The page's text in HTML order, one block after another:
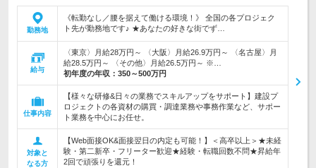
勤務地
《転勤なし／腰を据えて働ける環境！》 全国の各プロジェク
ト先が勤務地です♪ ★あなたの好きな街でず…
給与
〈東京〉月給28万円～ 〈大阪〉月給26.9万円～ 〈名古屋〉月
給28.5万円～ 〈その他〉月給26.5万円～ ※…
初年度の年収： 350～500万円
仕事内容
【様々な研修&日々の業務でスキルアップをサポート】建設プ
ロジェクトの各資材の購買・調達業務や事務作業など、サポー
ト業務を中心にお任せ。
対象と
なる方
【Web面接OK&面接翌日の内定も可能！】＜高卒以上＞★未経
験・第二新卒・フリーター歓迎★経験・転職回数不問★昇給年
2回で頑張りを還元！